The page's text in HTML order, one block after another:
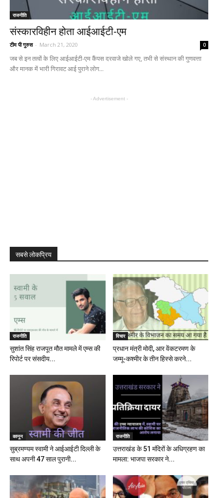
राजनीति
संस्कारविहीन होता आईआईटी-एम
टीम पी गुरुस - March 21, 2020 0
जब से इन तत्वों के लिए आईआईटी-एम कैंपस दरवाजे खोले गए, तभी से संस्थान की गुणवत्ता
और मानक में भारी गिरावट आई पुराने लोग...
- Advertisement -
सबसे लोकप्रिय
राजनीति
सुशांत सिंह राजपूत मौत मामले में एम्स की
रिपोर्ट पर संसदीय...
विचार
प्रधान मंत्री मोदी, आर वेंकटरमण के
जम्मू-कश्मीर के तीन हिस्से करने...
कानून
सुब्रमण्यम स्वामी ने आईआईटी दिल्ली के
साथ अपनी 47 साल पुरानी...
राजनीति
उत्तराखंड के 51 मंदिरों के अधिग्रहण का
मामला: भाजपा सरकार ने...